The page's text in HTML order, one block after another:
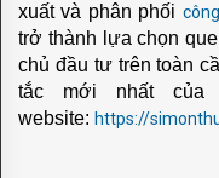
TCL
F3461S
F6661
xuất và phân phối
trở thành lựa chọn
chủ đầu tư trên toàn
tắc mới nhất của
website: https://